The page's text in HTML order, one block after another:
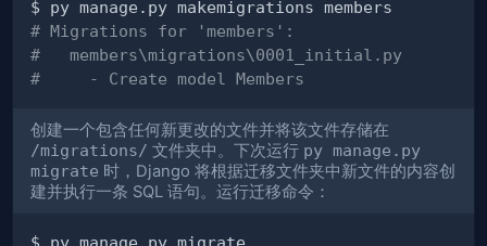
# Migrations for 'members':
#   members\migrations\0001_initial.py
#     - Create model Members
创建一个包含任何新更改的文件并将该文件存储在
/migrations/ 文件夹中。下次运行 py manage.py
migrate 时，Django 将根据迁移文件夹中新文件的内容创
建并执行一条 SQL 语句。运行迁移命令：